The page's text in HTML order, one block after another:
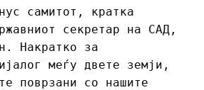
самитот, кратка
секретар на САД,
Накратко за
меѓу двете земји,
поврзани со нашите